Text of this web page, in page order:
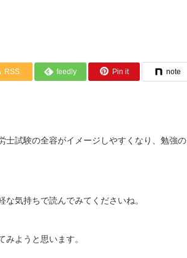
RSS feedly Pin it note
士試験の全容がイメージしやすくなり、勉強の
気持ちで読んでみてくださいね。
みようと思います。